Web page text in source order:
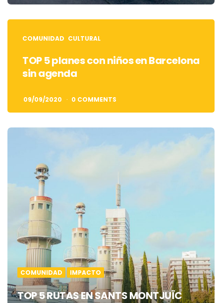
COMUNIDAD CULTURAL
TOP 5 planes con niños en Barcelona
sin agenda
09/09/2020 0 COMMENTS
COMUNIDAD IMPACTO
TOP 5 RUTAS EN SANTS MONTJUÏC